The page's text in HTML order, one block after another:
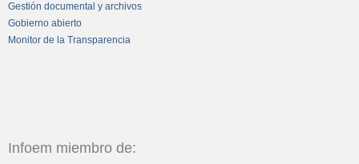
Gestión documental y archivos
Gobierno abierto
Monitor de la Transparencia
Infoem miembro de: